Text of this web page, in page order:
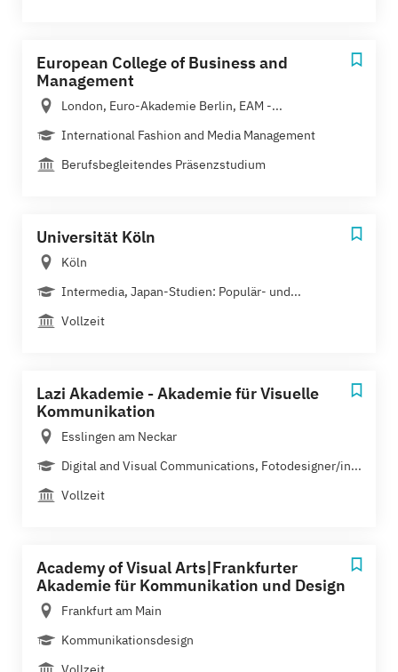
European College of Business and
Management
London, Euro-Akademie Berlin, EAM -...
International Fashion and Media Management
Berufsbegleitendes Präsenzstudium
Universität Köln
Köln
Intermedia, Japan-Studien: Populär- und...
Vollzeit
Lazi Akademie - Akademie für Visuelle
Kommunikation
Esslingen am Neckar
Digital and Visual Communications, Fotodesigner/in...
Vollzeit
Academy of Visual Arts|Frankfurter
Akademie für Kommunikation und Design
Frankfurt am Main
Kommunikationsdesign